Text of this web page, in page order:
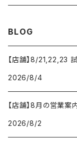
ドゥラモット
コトーシャンプノワ
ジュラ・サヴォワ
オレゴン州
ワシントン州
カリフォルニア州
ロワール
ジュラ・サヴォワ
シャンパーニュ
プロヴァンス
ワシントン州
カリフォルニア州
ワシントン州
カリフォルニア州
スロヴァキア
5,000円～6,999円
7,000円～9,999円
BLOG
【店舗】8/21,22,23
2026/8/4
【店舗】8月の営業案
2026/8/2